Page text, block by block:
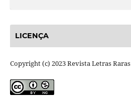
LICENÇA
Copyright (c) 2023 Revista Letras Raras